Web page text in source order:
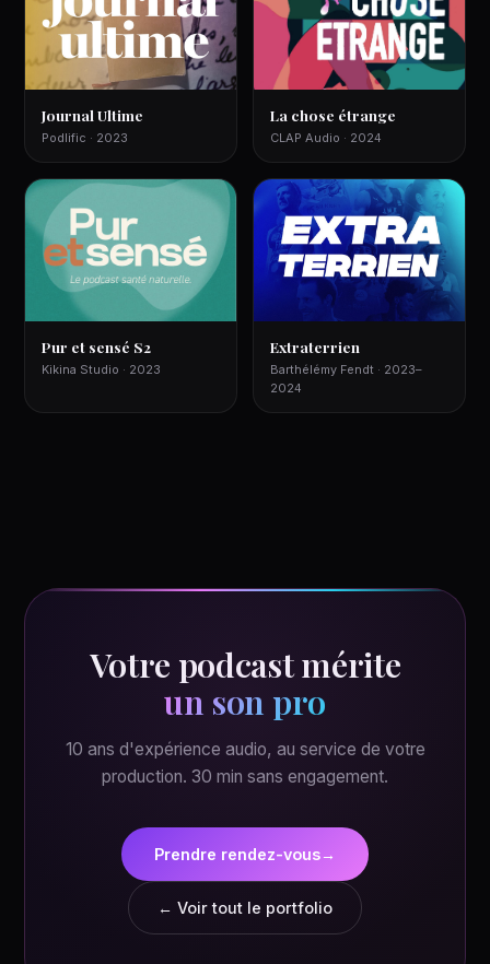
Journal Ultime
Podlific · 2023
La chose étrange
CLAP Audio · 2024
Pur et sensé S2
Kikina Studio · 2023
Extraterrien
Barthélémy Fendt · 2023–
2024
Votre podcast mérite
un son pro
10 ans d'expérience audio, au service de votre
production. 30 min sans engagement.
Prendre rendez-vous→
← Voir tout le portfolio